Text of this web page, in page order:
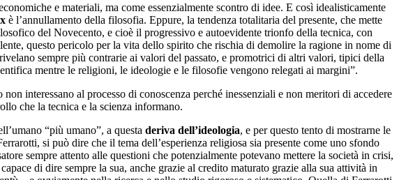
e materiali, ma come essenzialmente scontro di idee. E così idealisticamente
è l’annullamento della filosofia. Eppure, la tendenza totalitaria del presente, che mette
del Novecento, e cioè il progressivo e autoevidente trionfo della tecnica, con
questo pericolo per la vita dello spirito che rischia di demolire la ragione in nome di
sempre più contrarie ai valori del passato, e promotrici di altri valori, tipici della
mentre le religioni, le ideologie e le filosofie vengono relegati ai margini”.
interessano al processo di conoscenza perché inessenziali e non meritori di accedere
che la tecnica e la scienza informano.
“più umano”, a questa deriva dell’ideologia, e per questo tento di mostrarne le
si può dire che il tema dell’esperienza religiosa sia presente come uno sfondo
sempre attento alle questioni che potenzialmente potevano mettere la società in crisi,
di dire sempre la sua, anche grazie al credito maturato grazie alla sua attività in